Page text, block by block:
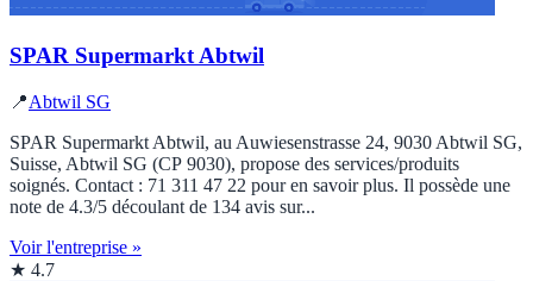
SPAR Supermarkt Abtwil
📍Abtwil SG
SPAR Supermarkt Abtwil, au Auwiesenstrasse 24, 9030 Abtwil SG,
Suisse, Abtwil SG (CP 9030), propose des services/produits
soignés. Contact : 71 311 47 22 pour en savoir plus. Il possède une
note de 4.3/5 découlant de 134 avis sur...
Voir l'entreprise »
★ 4.7